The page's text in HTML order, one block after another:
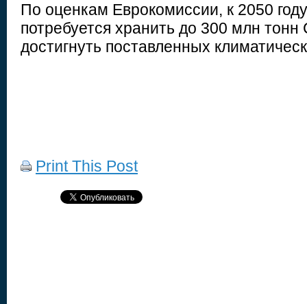
По оценкам Еврокомиссии, к 2050
потребуется хранить до 300 млн тонн
достигнуть поставленных
Print This Post